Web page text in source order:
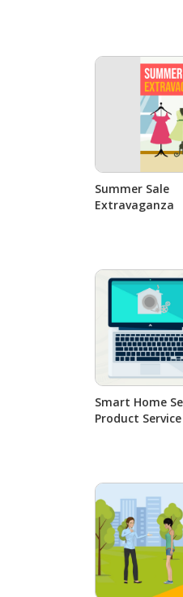
Summer Sale
Extravaganza
Smart Home
Product Service